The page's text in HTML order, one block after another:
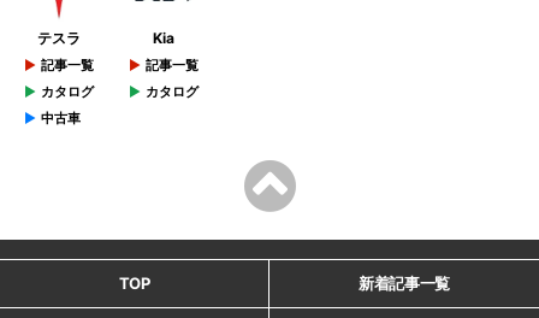
テスラ
記事一覧
カタログ
中古車
Kia
記事一覧
カタログ
TOP 新着記事一覧